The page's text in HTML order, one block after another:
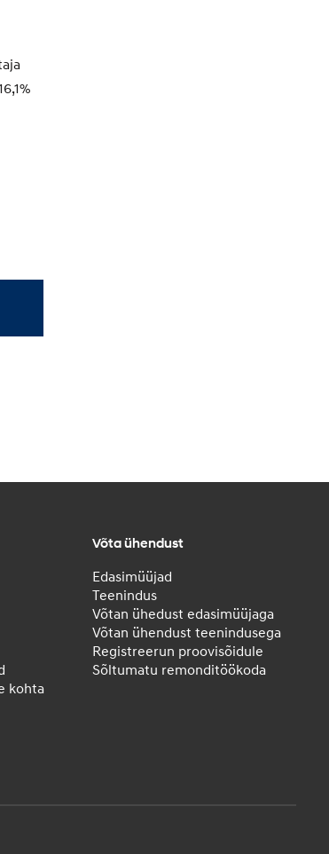
kohta
Võta ühendust
Edasimüüjad
Teenindus
Võtan ühedust edasimüüjaga
Võtan ühendust teenindusega
Registreerun proovisõidule
Sõltumatu remonditöökoda